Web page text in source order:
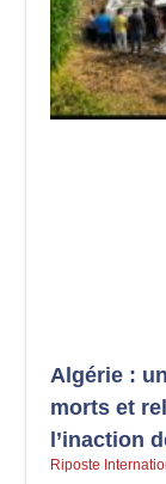
Algérie :
morts et
l’inaction
Riposte